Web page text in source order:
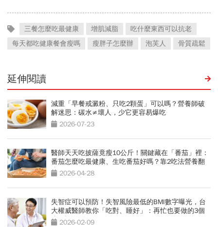
三餐怎麼吃最健康 增肌減脂
吃什麼東西可以抗老
每天都吃健康餐會瘦嗎
瘦胖子怎麼辦 泡芙人 骨質疏鬆
延伸閱讀
減重「早餐戒澱粉、只吃2顆蛋」可以嗎？營養師破
解迷思：碳水≠壞人，少它更容易爆吃
2026-07-23
醫師天天吃披薩竟瘦10公斤！關鍵藏在「番茄」裡：
番茄怎麼吃最健康、生吃番茄好嗎？靠2吃法營養翻
倍 2026-04-28
失智症可以預防！失智風險最低的BMI數字曝光，台
大權威醫師教你「吃對、睡好」：再忙也要做的3個
小習慣
2026-02-09